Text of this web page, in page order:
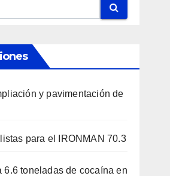
y pavimentación de
para el IRONMAN 70.3
6.6 toneladas de cocaína en